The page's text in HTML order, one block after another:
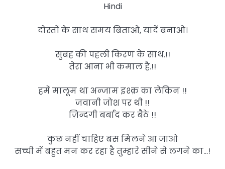
Hindi
दोस्तों के साथ समय बिताओ, यादें बनाओ।
सुबह की पहली किरण के साथ.!!
तेरा आना भी कमाल है.!!
हमें मालूम था अन्जाम इश्क़ का लेकिन !!
जवानी जोश पर थी !!
ज़िन्दगी बर्बाद कर बैठे !!
कुछ नहीं चाहिए बस मिलने आ जाओ
सच्ची में बहुत मन कर रहा है तुम्हारे सीने से लगने का…!